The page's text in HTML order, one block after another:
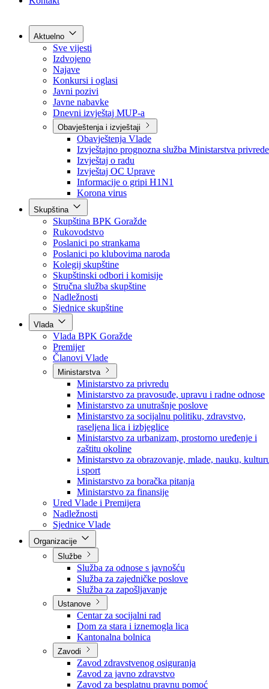
Kontakt
Aktuelno
Sve vijesti
Izdvojeno
Najave
Konkursi i oglasi
Javni pozivi
Javne nabavke
Dnevni izvještaj MUP-a
Obavještenja i izvještaji
Obavještenja Vlade
Izvještajno prognozna služba Ministarstva privrede
Izvještaj o radu
Izvještaj OC Uprave
Informacije o gripi H1N1
Korona virus
Skupština
Skupština BPK Goražde
Rukovodstvo
Poslanici po strankama
Poslanici po klubovima naroda
Kolegij skupštine
Skupštinski odbori i komisije
Stručna služba skupštine
Nadležnosti
Sjednice skupštine
Vlada
Vlada BPK Goražde
Premijer
Članovi Vlade
Ministarstva
Ministarstvo za privredu
Ministarstvo za pravosuđe, upravu i radne odnose
Ministarstvo za unutrašnje poslove
Ministarstvo za socijalnu politiku, zdravstvo,
raseljena lica i izbjeglice
Ministarstvo za urbanizam, prostorno uređenje i
zaštitu okoline
Ministarstvo za obrazovanje, mlade, nauku,
i sport
Ministarstvo za boračka pitanja
Ministarstvo za finansije
Ured Vlade i Premijera
Nadležnosti
Sjednice Vlade
Službe
Služba za odnose s javnošću
Služba za zajedničke poslove
Služba za zapošljavanje
Ustanove
Centar za socijalni rad
Dom za stara i iznemogla lica
Kantonalna bolnica
Zavodi